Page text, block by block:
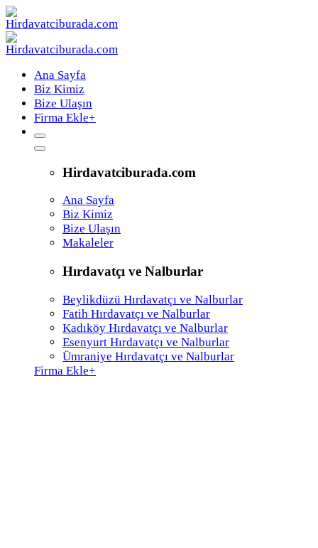
Ana Sayfa
Biz Kimiz
Bize Ulaşın
Firma Ekle+
Hirdavatciburada.com
Ana Sayfa
Biz Kimiz
Bize Ulaşın
Makaleler
Hırdavatçı ve Nalburlar
Beylikdüzü Hırdavatçı ve Nalburlar
Fatih Hırdavatçı ve Nalburlar
Kadıköy Hırdavatçı ve Nalburlar
Esenyurt Hırdavatçı ve Nalburlar
Ümraniye Hırdavatçı ve Nalburlar
Firma Ekle+